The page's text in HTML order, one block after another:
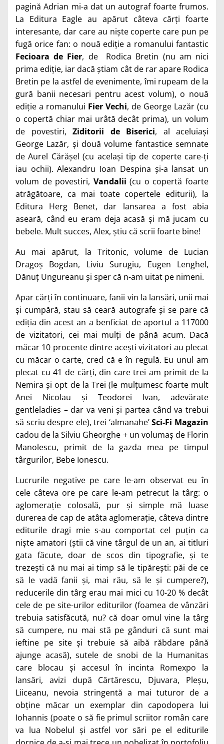
pagină Adrian mi-a dat un autograf foarte frumos.
La Editura Eagle au apărut câteva cărți foarte
interesante, dar care au niște coperte care pun pe
fugă orice fan: o nouă ediție a romanului fantastic
Fecioara de Fier, de Rodica Bretin (nu am nici
prima ediție, iar dacă știam cât de rar apare Rodica
Bretin pe la astfel de evenimente, îmi rupeam de la
gură banii necesari pentru acest volum), o nouă
ediție a romanului Fier Vechi, de George Lazăr (cu
o copertă chiar mai urâtă decât prima), un volum
de povestiri, Ziditorii de Biserici, al aceluiași
George Lazăr, și două volume fantastice semnate
de Aurel Cărășel (cu același tip de coperte care-ți
iau ochii). Alexandru Ioan Despina și-a lansat un
volum de povestiri, Vandalii(cu o copertă foarte
atrăgătoare, ca mai toate copertele editurii), la
Editura Herg Benet, dar lansarea a fost abia
aseară, când eu eram deja acasă și mă jucam cu
bebele. Mult succes, Alex, știu că scrii foarte bine!
Au mai apărut, la Tritonic, volume de Lucian
Dragoș Bogdan, Liviu Surugiu, Eugen Lenghel,
Dănuț Ungureanu și sper că n-am uitat pe nimeni.
Apar cărți în continuare, fanii vin la lansări, unii mai
și cumpără, stau să ceară autografe și se pare că
ediția din acest an a benficiat de aportul a 117000
de vizitatori, cei mai mulți de până acum. Dacă
măcar 10 procente dintre acești vizitatori au plecat
cu măcar o carte, cred că e în regulă. Eu unul am
plecat cu 41 de cărți, din care trei am primit de la
Nemira și opt de la Trei (le mulțumesc foarte mult
Anei Nicolau și Teodorei Ivan, adevărate
gentleladies – dar va veni și partea când va trebui
să scriu despre ele), trei ‘almanahe’Sci-Fi Magazin
cadou de la Silviu Gheorghe + un volumaș de Florin
Manolescu, primit de la gazda mea pe timpul
târgurilor, Bebe Ionescu.
Lucrurile negative pe care le-am observat eu în
cele câteva ore pe care le-am petrecut la târg: o
aglomerație colosală, pur și simple mă luase
durerea de cap de atâta aglomerație, câteva dintre
editurile dragi mie s-au comportat cel puțin ca
niște amatori (știi că vine târgul de un an, ai titluri
gata făcute, doar de scos din tipografie, și te
trezești că nu mai ai timp să le tipărești: păi de ce
să le vadă fanii și, mai rău, să le și cumpere?),
reducerile din târg erau mai mici cu 10-20 % decât
cele de pe site-urilor editurilor (foamea de vânzări
trebuia satisfăcută, nu? că doar omul vine la târg
să cumpere, nu mai stă pe gânduri că sunt mai
ieftine pe site și trebuie să aibă răbdare până
ajunge acasă), sutele de snobi de la Humanitas
care blocau și accesul în incinta Romexpo la
lansări, avizi după Cărtărescu, Djuvara, Pleșu,
Liiceanu, nevoia stringentă a mai tuturor de a
obține măcar un exemplar din capodopera lui
Iohannis (poate o să fie primul scriitor român care
va lua Nobelul și astfel vor sări pe el editurile